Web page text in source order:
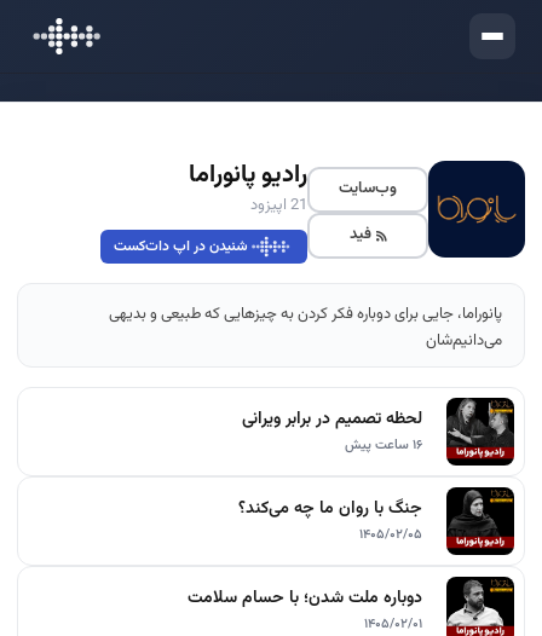
ورود
رادیو پانوراما
21 اپیزود
شنیدن در اپ دات‌کست
وب‌سایت
فید
پانوراما، جایی برای دوباره فکر کردن به چیزهایی که طبیعی و بدیهی
می‌دانیم‌شان
لحظه تصمیم در برابر ویرانی
۱۶ ساعت پیش
جنگ با روان ما چه می‌کند؟
۱۴۰۵/۰۲/۰۵
دوباره ملت شدن؛ با حسام سلامت
۱۴۰۵/۰۲/۰۱